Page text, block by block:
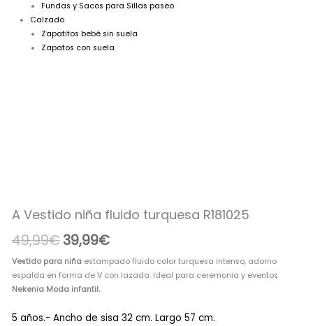
Fundas y Sacos para Sillas paseo
Calzado
Zapatitos bebé sin suela
Zapatos con suela
A Vestido niña fluido turquesa R181025
49,99€
49,99€.
39,99€
39,99€.
Vestido para niñaestampado fluido color turquesa intenso, adorno
espalda en forma de V con lazada. Ideal para ceremonia y eventos
Nekenia Moda infantil.
5 años.- Ancho de sisa 32 cm. Largo 57 cm.
cantidad